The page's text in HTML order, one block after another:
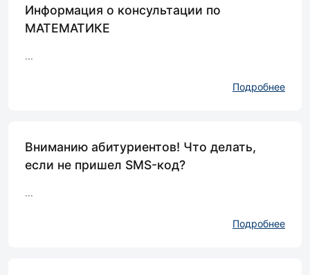
Информация о консультации по
МАТЕМАТИКЕ
...
Подробнее
Вниманию абитуриентов! Что делать,
если не пришел SMS-код?
...
Подробнее